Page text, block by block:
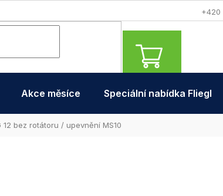
+420
NÁKUPNÍ
KOŠÍK
Akce měsíce Speciální nabídka Fliegl
bez rotátoru / upevnění MS10